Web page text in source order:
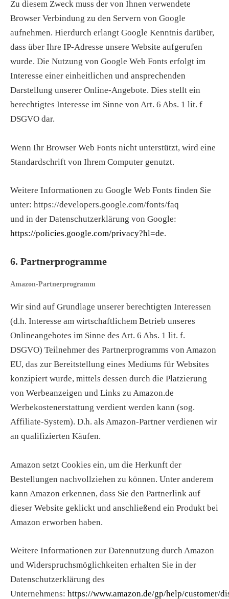
Zu diesem Zweck muss der von Ihnen verwendete
Browser Verbindung zu den Servern von Google
aufnehmen. Hierdurch erlangt Google Kenntnis darüber,
dass über Ihre IP-Adresse unsere Website aufgerufen
wurde. Die Nutzung von Google Web Fonts erfolgt im
Interesse einer einheitlichen und ansprechenden
Darstellung unserer Online-Angebote. Dies stellt ein
berechtigtes Interesse im Sinne von Art. 6 Abs. 1 lit. f
DSGVO dar.
Wenn Ihr Browser Web Fonts nicht unterstützt, wird eine
Standardschrift von Ihrem Computer genutzt.
Weitere Informationen zu Google Web Fonts finden Sie
unter: https://developers.google.com/fonts/faq
und in der Datenschutzerklärung von Google:
https://policies.google.com/privacy?hl=de.
6. Partnerprogramme
Amazon-Partnerprogramm
Wir sind auf Grundlage unserer berechtigten Interessen
(d.h. Interesse am wirtschaftlichem Betrieb unseres
Onlineangebotes im Sinne des Art. 6 Abs. 1 lit. f.
DSGVO) Teilnehmer des Partnerprogramms von Amazon
EU, das zur Bereitstellung eines Mediums für Websites
konzipiert wurde, mittels dessen durch die Platzierung
von Werbeanzeigen und Links zu Amazon.de
Werbekostenerstattung verdient werden kann (sog.
Affiliate-System). D.h. als Amazon-Partner verdienen wir
an qualifizierten Käufen.
Amazon setzt Cookies ein, um die Herkunft der
Bestellungen nachvollziehen zu können. Unter anderem
kann Amazon erkennen, dass Sie den Partnerlink auf
dieser Website geklickt und anschließend ein Produkt bei
Amazon erworben haben.
Weitere Informationen zur Datennutzung durch Amazon
und Widerspruchsmöglichkeiten erhalten Sie in der
Datenschutzerklärung des
Unternehmens: https://www.amazon.de/gp/help/customer/